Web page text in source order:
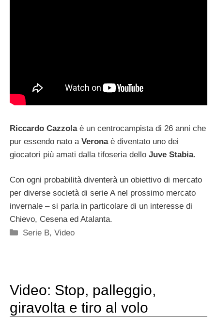
Riccardo Cazzolaè un centrocampista di 26 anni che
pur essendo nato a Veronaè diventato uno dei
giocatori più amati dalla tifoseria dello Juve Stabia.
Con ogni probabilità diventerà un obiettivo di mercato
per diverse società di serie A nel prossimo mercato
invernale – si parla in particolare di un interesse di
Chievo, Cesena ed Atalanta.
Categorie
Serie B,Video
Video: Stop, palleggio,
giravolta e tiro al volo